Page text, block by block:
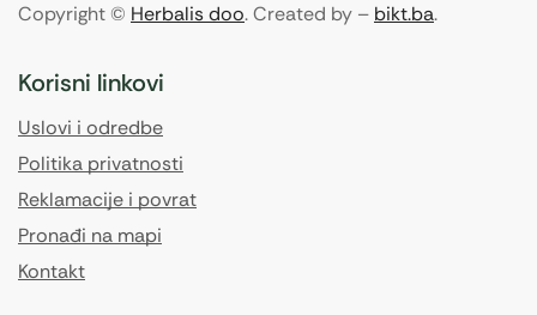
Copyright © Herbalis doo. Created by – bikt.ba.
Korisni linkovi
Uslovi i odredbe
Politika privatnosti
Reklamacije i povrat
Pronađi na mapi
Kontakt